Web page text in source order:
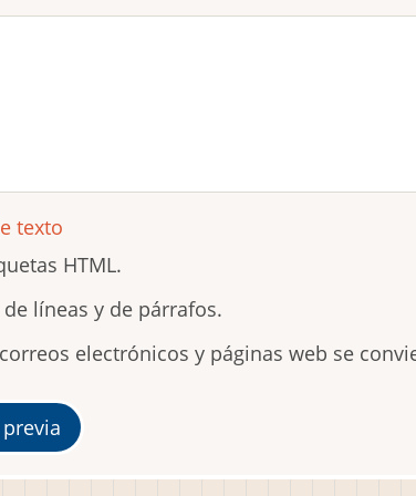
texto
HTML.
líneas y de párrafos.
electrónicos y páginas web se